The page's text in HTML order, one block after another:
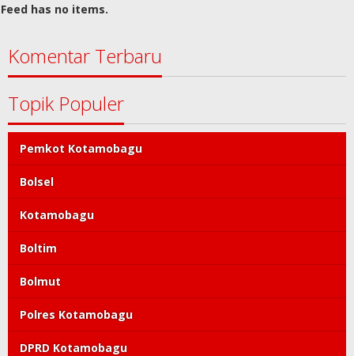
Feed has no items.
Komentar Terbaru
Topik Populer
Pemkot Kotamobagu
Bolsel
Kotamobagu
Boltim
Bolmut
Polres Kotamobagu
DPRD Kotamobagu